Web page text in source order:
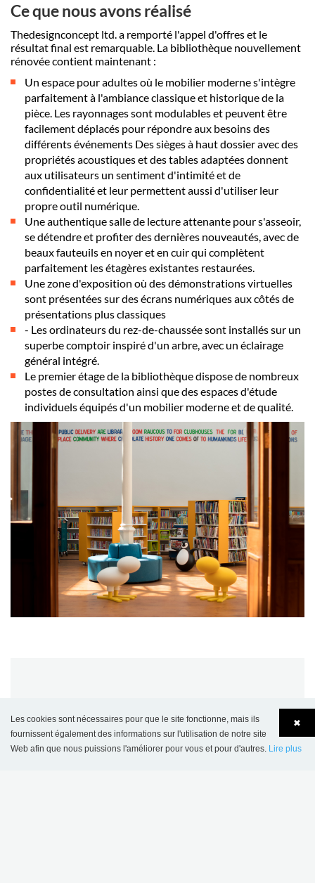
Ce que nous avons réalisé
Thedesignconcept ltd. a remporté l'appel d'offres et le
résultat final est remarquable. La bibliothèque nouvellement
rénovée contient maintenant :
Un espace pour adultes où le mobilier moderne s'intègre
parfaitement à l'ambiance classique et historique de la
pièce. Les rayonnages sont modulables et peuvent être
facilement déplacés pour répondre aux besoins des
différents événements Des sièges à haut dossier avec des
propriétés acoustiques et des tables adaptées donnent
aux utilisateurs un sentiment d'intimité et de
confidentialité et leur permettent aussi d'utiliser leur
propre outil numérique.
Une authentique salle de lecture attenante pour s'asseoir,
se détendre et profiter des dernières nouveautés, avec de
beaux fauteuils en noyer et en cuir qui complètent
parfaitement les étagères existantes restaurées.
Une zone d'exposition où des démonstrations virtuelles
sont présentées sur des écrans numériques aux côtés de
présentations plus classiques
- Les ordinateurs du rez-de-chaussée sont installés sur un
superbe comptoir inspiré d'un arbre, avec un éclairage
général intégré.
Le premier étage de la bibliothèque dispose de nombreux
postes de consultation ainsi que des espaces d'étude
individuels équipés d'un mobilier moderne et de qualité.
✖
Les cookies sont nécessaires pour que le site fonctionne, mais ils
fournissent également des informations sur l'utilisation de notre site
Web afin que nous puissions l'améliorer pour vous et pour d'autres. Lire plus